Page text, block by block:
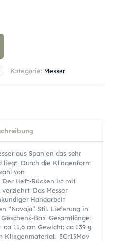
Kategorie: Messer
aus Spanien das sehr
liegt. Durch die Klingenform
von
Der Heft-Rücken ist mit
Das Messer
Handarbeit
“Navaja” Stil. Lieferung in
Box. Gesamtlänge:
11,6 cm Gewicht: ca 139 g
Klingenmaterial: 3Cr13Mov